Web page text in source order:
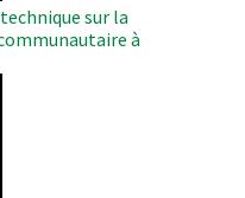
sur la
à